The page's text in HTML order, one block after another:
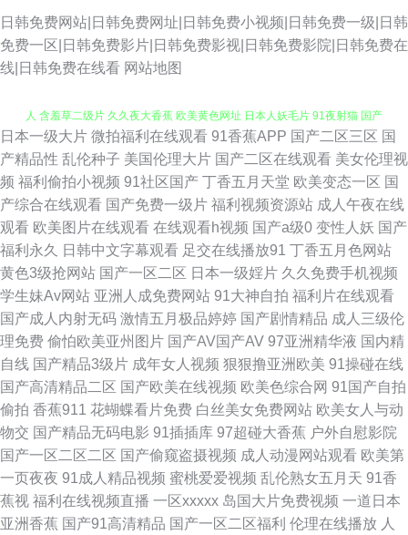
日韩免费网站|日韩免费网址|日韩免费小视频|日韩免费一级|日韩
免费一区|日韩免费影片|日韩免费影视|日韩免费影院|日韩免费在
线|日韩免费在线看 网站地图
亚洲色情探花 传媒大片免费看 日韩精品视频中文 性爱射精福利社 91传媒成
精品久草 91探花在线吃瓜 成人蝌蚪 欧美老妇性爱 中文欧美日韩 大香蕉伊人
现现 久草福利资源站久 日韩最新中文字幕 AV菠萝 激情综合绯色 深夜福利天
堂 欧美日韩国产91 91黑丝在线 a片免费网站入口 国厂一区 美女搞逼 青娱乐
豆精品69 三级片网av 婷婷5月激情网 www日本A 久久精品超碰 日韩欧美黄
黄色 亚洲老司机AV 91白丝国产 日本三级毛片 熟女人妻一二区 偷拍夫妻视
频91 91操熟女视频 91系列在线播放 AV色色中文女 爱福利秒拍广场 美女A
片视频 欧美成人影 日本无码三极 少妇网址 婷婷97色色网 影音先锋色网 91
牛视频网址 97涩在线资源网 福利社17p 精品十区 久久国产传媒精品 免费日
日本一级大片 微拍福利在线观看 91香蕉APP 国产二区三区 国
产精品性 乱伦种子 美国伦理大片 国产二区在线观看 美女伦理视
频 福利偷拍小视频 91社区国产 丁香五月天堂 欧美变态一区 国
产综合在线观看 国产免费一级片 福利视频资源站 成人午夜在线
观看 欧美图片在线观看 在线观看h视频 国产a级0 变性人妖 国产
福利永久
日韩中文字幕观看 足交在线播放91 丁香五月色网站
黄色3级抢网站 国产一区二区 日本一级婬片 久久免费手机视频
学生妹Av网站 亚洲人成免费网站 91大神自拍 福利片在线观看
国产成人内射无码 激情五月极品婷婷 国产剧情精品 成人三级伦
理免费 偷怕欧美亚州图片 国产AV国产AV 97亚洲精华液 国内精
自线 国产精品3级片 成年女人视频 狠狠撸亚洲欧美 91操碰在线
国产高清精品二区 国产欧美在线视频 欧美色综合网 91国产自拍
偷拍 香蕉911 花蝴蝶看片免费 白丝美女免费网站 欧美女人与动
物交 国产精品无码电影 91插插库 97超碰大香蕉 户外自慰影院
国产一区二区二区 国产偷窥盗摄视频 成人动漫网站观看 欧美第
一页夜夜 91成人精品视频 蜜桃爱爱视频 乱伦熟女五月天 91香
蕉视 福利在线视频直播 一区xxxxx 岛国大片免费视频 一道日本
亚洲香蕉 国产91高清精品 国产一区二区福利 伦理在线播放 人